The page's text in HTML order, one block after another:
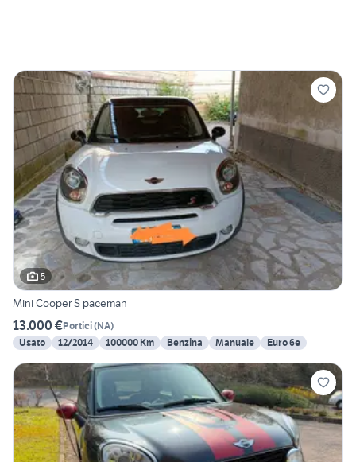
5
Mini Cooper S paceman
13.000 €Portici(NA)
Usato
12/2014 100000 Km Benzina Manuale Euro 6e